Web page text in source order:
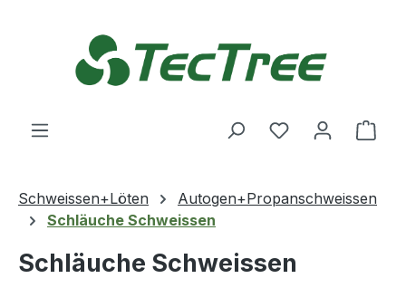
Du hast 0
Schweissen+Löten
Autogen+Propanschweissen
Schläuche Schweissen
Schläuche Schweissen